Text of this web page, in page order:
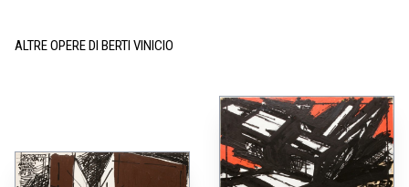
ALTRE OPERE DI BERTI VINICIO